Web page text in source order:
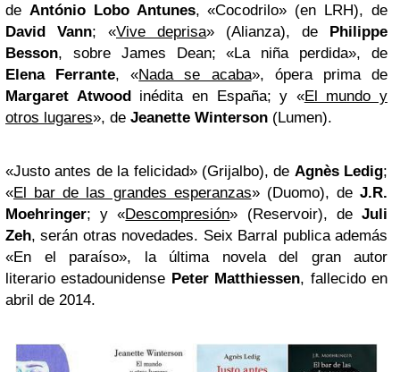
de António Lobo Antunes, «Cocodrilo» (en LRH), de
David Vann; «Vive deprisa» (Alianza), de Philippe
Besson, sobre James Dean; «La niña perdida», de
Elena Ferrante, «Nada se acaba», ópera prima de
Margaret Atwood inédita en España; y «El mundo y
otros lugares», de Jeanette Winterson (Lumen).
«Justo antes de la felicidad» (Grijalbo), de Agnès Ledig;
«El bar de las grandes esperanzas» (Duomo), de J.R.
Moehringer; y «Descompresión» (Reservoir), deJuli
Zeh, serán otras novedades. Seix Barral publica además
«En el paraíso», la última novela del gran autor
literario estadounidense Peter Matthiessen, fallecido en
abril de 2014.